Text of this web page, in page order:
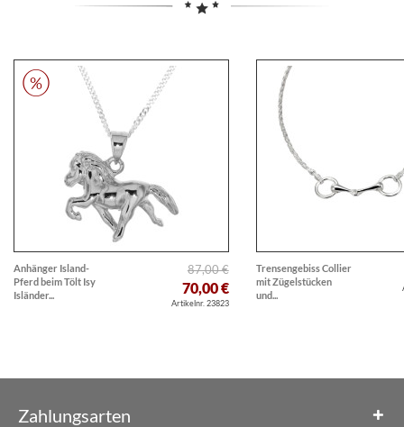
Anhänger Island-
Pferd beim Tölt Isy
Isländer...
87,00 €
70,00 €
Artikelnr. 23823
Trensengebiss Collier
mit Zügelstücken
und...
Zahlungsarten